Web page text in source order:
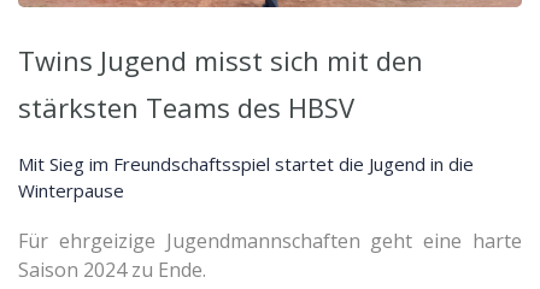
Twins Jugend misst sich mit den
stärksten Teams des HBSV
Mit Sieg im Freundschaftsspiel startet die Jugend in die
Winterpause
Für ehrgeizige Jugendmannschaften geht eine harte
Saison 2024 zu Ende.